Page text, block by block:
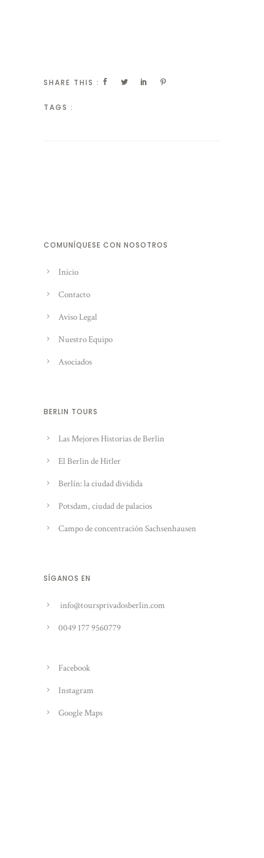
SHARE THIS :
TAGS :
COMUNÍQUESE CON NOSOTROS
Inicio
Contacto
Aviso Legal
Nuestro Equipo
Asociados
BERLIN TOURS
Las Mejores Historias de Berlin
El Berlin de Hitler
Berlín: la ciudad dividida
Potsdam, ciudad de palacios
Campo de concentración Sachsenhausen
SÍGANOS EN
info@toursprivadosberlin.com
0049 177 9560779
Facebook
Instagram
Google Maps